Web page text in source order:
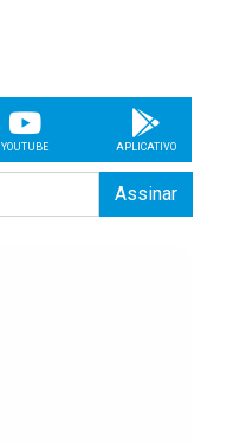
YOUTUBE APLICATIVO
Assinar